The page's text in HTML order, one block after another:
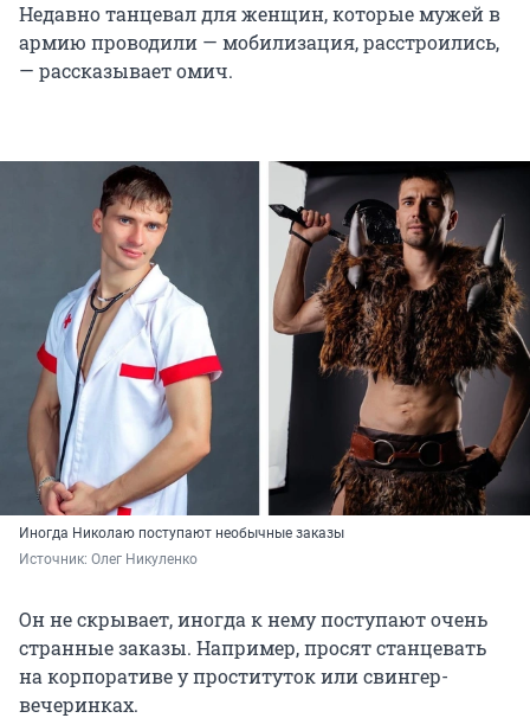
Недавно танцевал для женщин, которые мужей в
армию проводили — мобилизация, расстроились,
— рассказывает омич.
Иногда Николаю поступают необычные заказы
Источник: Олег Никуленко
Он не скрывает, иногда к нему поступают очень
странные заказы. Например, просят станцевать
на корпоративе у проституток или свингер-
вечеринках.